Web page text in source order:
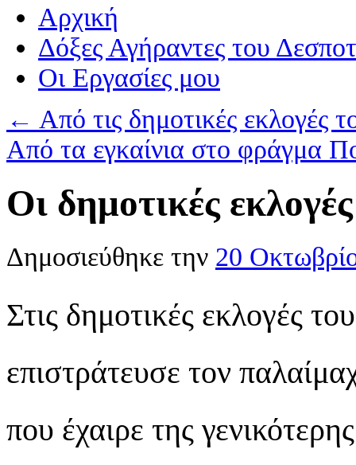
Αρχική
Δόξες Αγήραντες του
Οι Eργασίες μου
← Από τις δημοτικές εκλογές
Από τα εγκαίνια στο φράγμα
Οι δημοτικές
Δημοσιεύθηκε την 20
Στις δημοτικές εκλογές
επιστράτευσε τον
που έχαιρε της